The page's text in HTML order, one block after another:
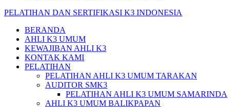
PELATIHAN DAN SERTIFIKASI K3 INDONESIA
BERANDA
AHLI K3 UMUM
KEWAJIBAN AHLI K3
KONTAK KAMI
PELATIHAN
PELATIHAN AHLI K3 UMUM TARAKAN
AUDITOR SMK3
PELATIHAN AHLI K3 UMUM SAMARINDA
AHLI K3 UMUM BALIKPAPAN